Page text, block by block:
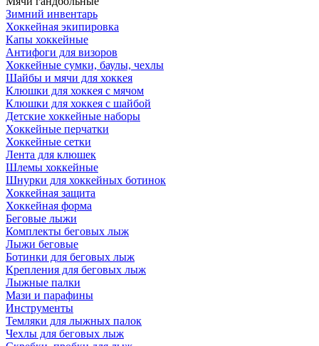
Зимний инвентарь
Хоккейная экипировка
Капы хоккейные
Антифоги для визоров
Хоккейные сумки, баулы, чехлы
Шайбы и мячи для хоккея
Клюшки для хоккея с мячом
Клюшки для хоккея с шайбой
Детские хоккейные наборы
Хоккейные перчатки
Хоккейные сетки
Лента для клюшек
Шлемы хоккейные
Шнурки для хоккейных ботинок
Хоккейная защита
Хоккейная форма
Беговые лыжи
Комплекты беговых лыж
Лыжи беговые
Ботинки для беговых лыж
Крепления для беговых лыж
Лыжные палки
Мази и парафины
Инструменты
Темляки для лыжных палок
Чехлы для беговых лыж